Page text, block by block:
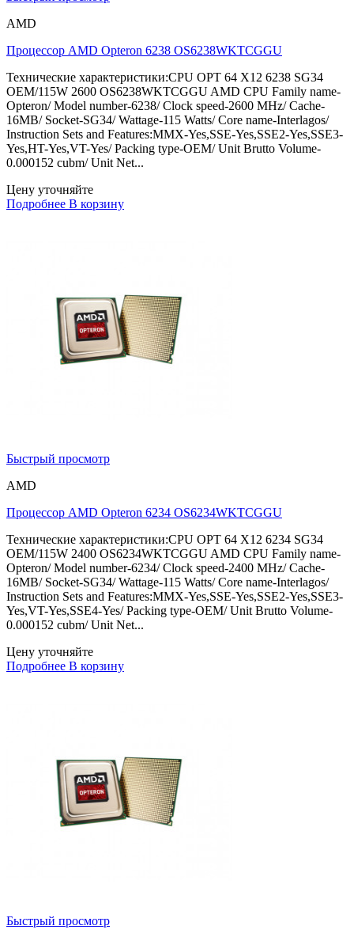
AMD
Процессор AMD Opteron 6238 OS6238WKTCGGU
Технические характеристики:CPU OPT 64 X12 6238 SG34
OEM/115W 2600 OS6238WKTCGGU AMD CPU Family name-
Opteron/ Model number-6238/ Clock speed-2600 MHz/ Cache-
16MB/ Socket-SG34/ Wattage-115 Watts/ Core name-Interlagos/
Instruction Sets and Features:MMX-Yes,SSE-Yes,SSE2-Yes,SSE3-
Yes,HT-Yes,VT-Yes/ Packing type-OEM/ Unit Brutto Volume-
0.000152 cubm/ Unit Net...
Цену уточняйте
Подробнее В корзину
Быстрый просмотр
AMD
Процессор AMD Opteron 6234 OS6234WKTCGGU
Технические характеристики:CPU OPT 64 X12 6234 SG34
OEM/115W 2400 OS6234WKTCGGU AMD CPU Family name-
Opteron/ Model number-6234/ Clock speed-2400 MHz/ Cache-
16MB/ Socket-SG34/ Wattage-115 Watts/ Core name-Interlagos/
Instruction Sets and Features:MMX-Yes,SSE-Yes,SSE2-Yes,SSE3-
Yes,VT-Yes,SSE4-Yes/ Packing type-OEM/ Unit Brutto Volume-
0.000152 cubm/ Unit Net...
Цену уточняйте
Подробнее В корзину
Быстрый просмотр